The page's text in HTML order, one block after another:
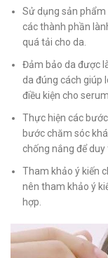
Sử dụng sản
các thành phần
quá tải cho da.
Đảm bảo da được
da đúng cách giúp
điều kiện cho
Thực hiện các
bước chăm sóc
chống nắng để duy
Tham khảo ý kiến
nên tham khảo ý
hợp.